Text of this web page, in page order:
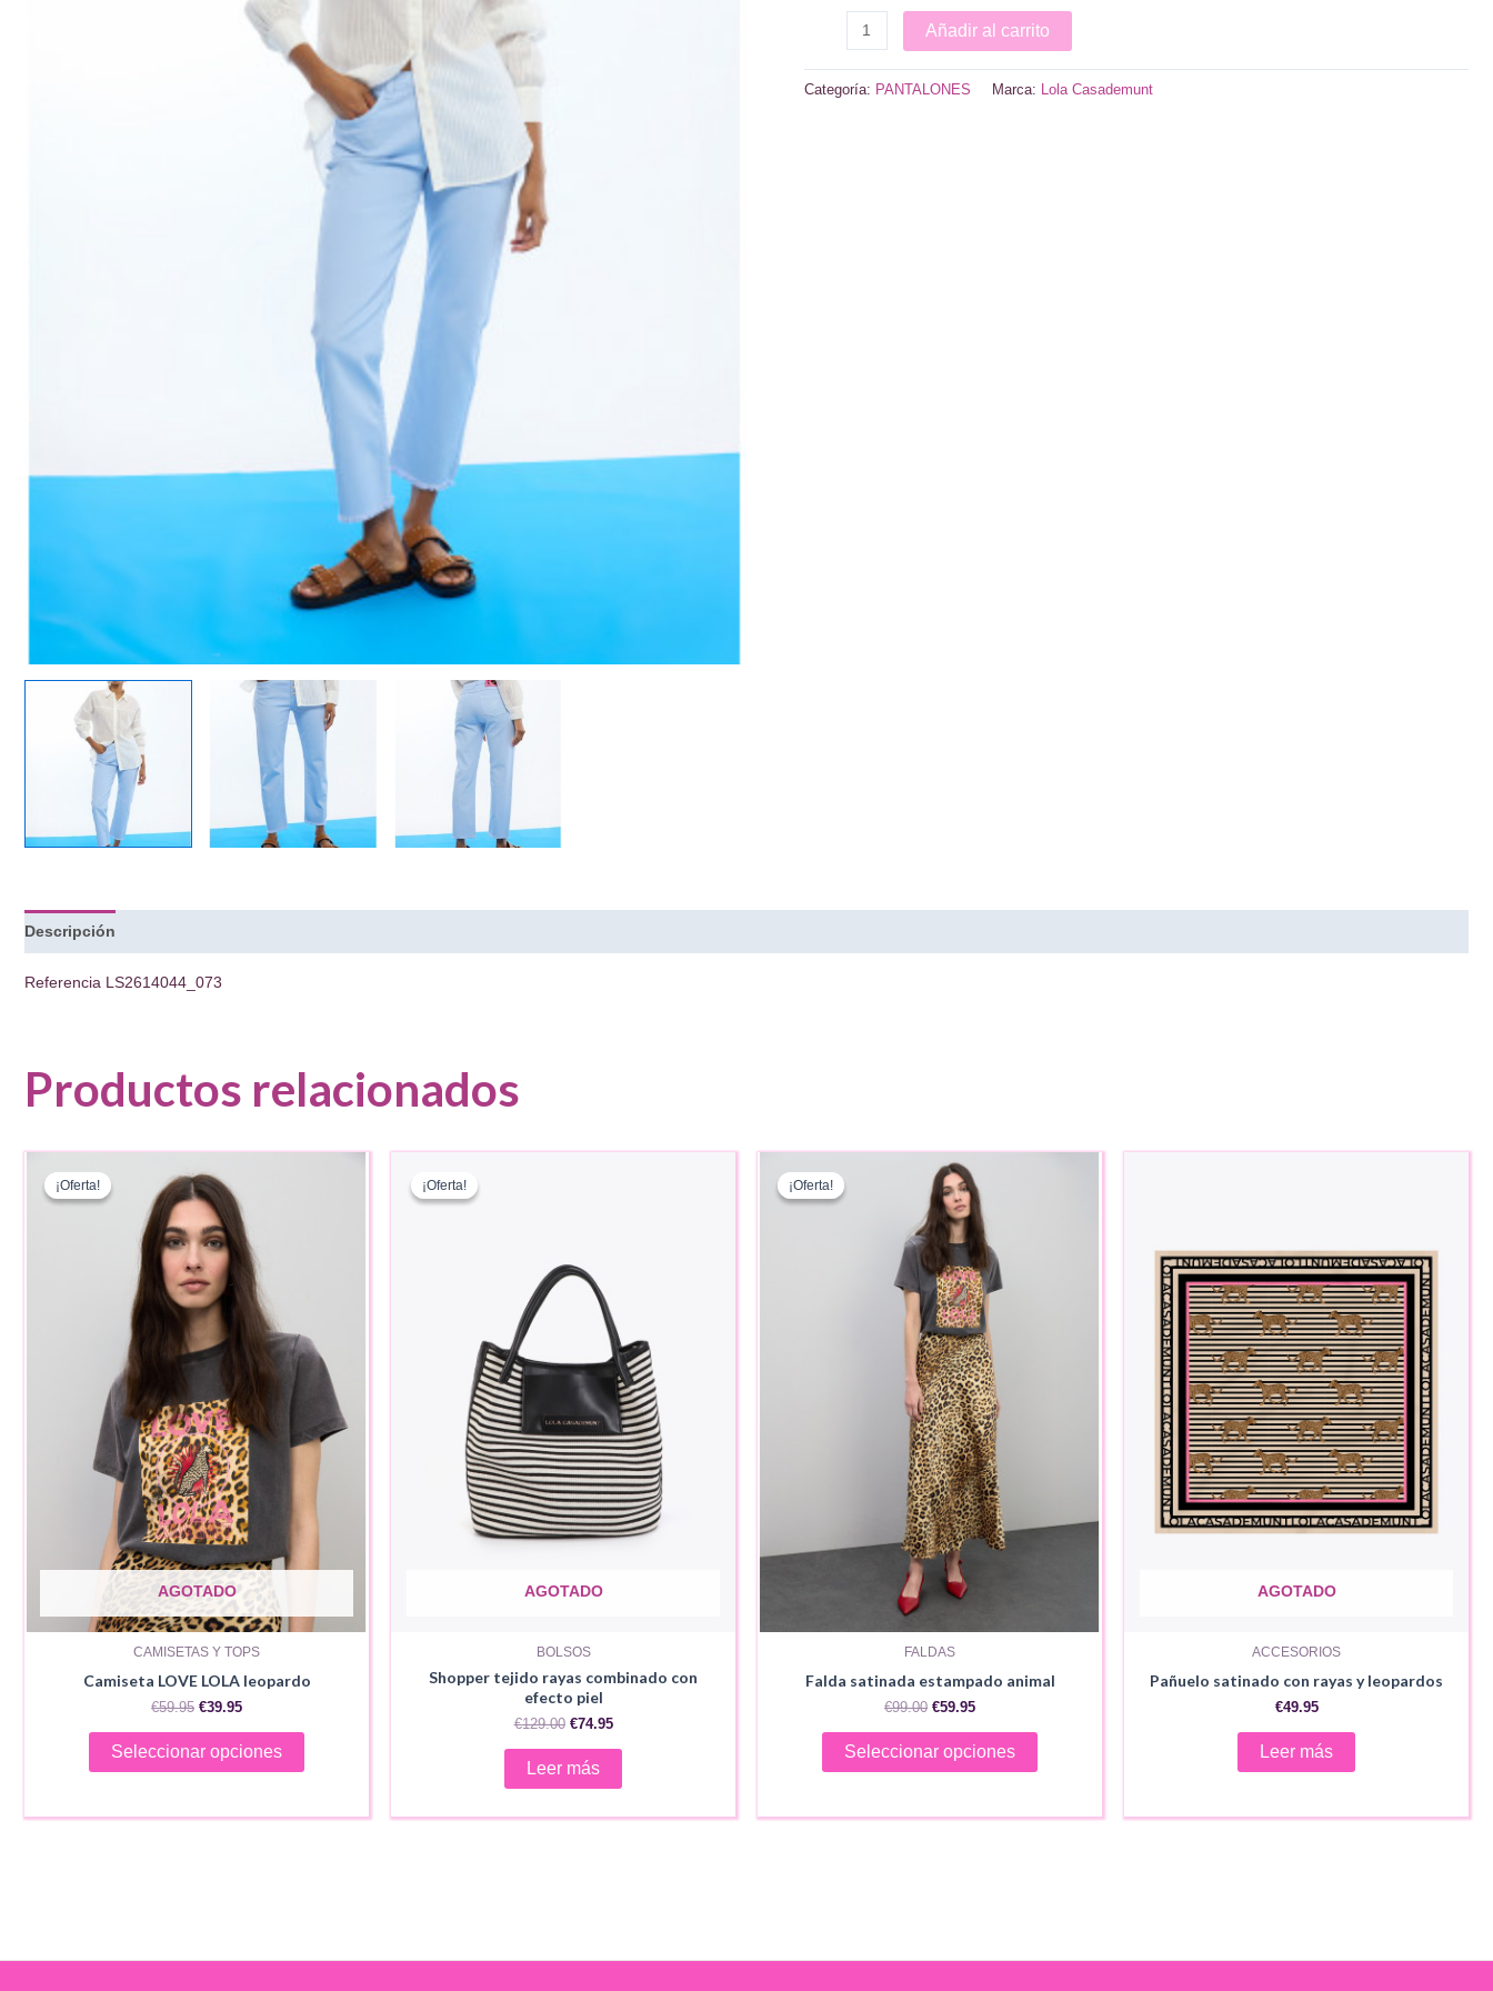
Pantalón
campanita
Añadir al carrito
Categoría: PANTALONES Marca: Lola Casademunt
Descripción
Referencia LS2614044_073
Productos relacionados
¡Oferta!
AGOTADO
¡Oferta!
CAMISETAS Y TOPS
Camiseta LOVE LOLA leopardo
€59.95 El
original
era:
€59.95.
€39.95El
actual
es:
€39.95.
Seleccionar opciones
Este
múltiples
pueden
¡Oferta!
AGOTADO
¡Oferta!
BOLSOS
Shopper tejido rayas combinado con
efecto piel
€129.00 El
original
era:
€129.00.
€74.95El
€74.95.
Leer más
¡Oferta!
¡Oferta!
FALDAS
Falda satinada estampado animal
€99.00 El
original
era:
€99.00.
€59.95El
actual
es:
€59.95.
Seleccionar opciones
Este
múltiples
pueden
AGOTADO
ACCESORIOS
Pañuelo satinado con rayas y leopardos
€49.95
Leer más